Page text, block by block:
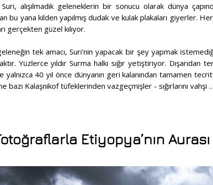
Suri, alışılmadık geleneklerin bir sonucu olarak dünya
bu yana kilden yapılmış dudak ve kulak plakaları giyerler.
gerçekten güzel kılıyor.
tek amacı, Suri'nin yapacak bir şey yapmak
Yüzlerce yıldır Surma halkı sığır yetiştiriyor. Dışarıdan
yalnızca 40 yıl önce dünyanın geri kalanından tamamen
bazı Kalaşnikof tüfeklerinden vazgeçmişler - sığırlarını vahşi
Etiyopya’nın Aurası